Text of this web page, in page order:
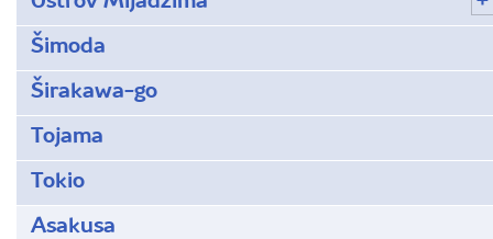
Šimoda
Širakawa-go
Tojama
Tokio
Asakusa